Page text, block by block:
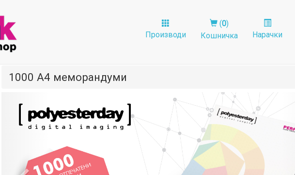
Производи
(0)
Кошничка
Нарачки
1000 A4 меморандуми